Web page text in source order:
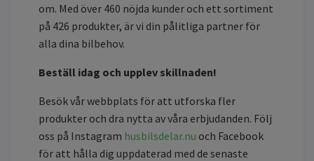
om. Med över 460 nöjda kunder och ett sortiment
på 426 produkter, är vi din pålitliga partner för
alla dina bilbehov.
Beställ idag och upplev skillnaden!
Besök vår webbplats för att utforska fler
produkter och dra nytta av våra erbjudanden. Följ
oss på Instagram husbilsdelar.nu och Facebook
för att hålla dig uppdaterad med de senaste